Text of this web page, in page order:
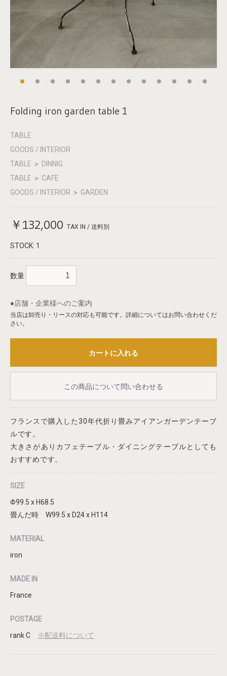
Folding iron garden table 1
TABLE
GOODS / INTERIOR
TABLE ＞ DINNIG
TABLE ＞ CAFE
GOODS / INTERIOR ＞ GARDEN
￥132,000 TAX IN / 送料別
STOCK: 1
数量
●店舗・企業様へのご案内
当店は卸売り・リースの対応も可能です。詳細についてはお問い合わせくだ
さい。
カートに入れる
この商品について問い合わせる
フランスで購入した30年代折り畳みアイアンガーデンテーブ
ルです。
大きさがありカフェテーブル・ダイニングテーブルとしても
おすすめです。
SIZE
Φ99.5 x H68.5
畳んだ時 W99.5 x D24 x H114
MATERIAL
iron
MADE IN
France
POSTAGE
rank C
※配送料について